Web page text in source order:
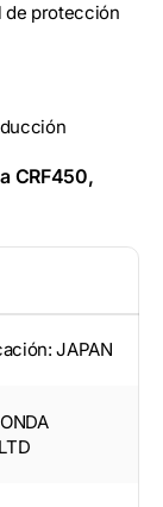
de protección
CRF450,
JAPAN